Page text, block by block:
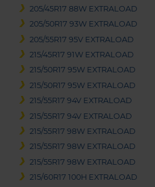
205/45R17 88W EXTRALOAD
205/50R17 93W EXTRALOAD
205/55R17 95V EXTRALOAD
215/45R17 91W EXTRALOAD
215/50R17 95W EXTRALOAD
215/50R17 95W EXTRALOAD
215/55R17 94V EXTRALOAD
215/55R17 94V EXTRALOAD
215/55R17 98W EXTRALOAD
215/55R17 98W EXTRALOAD
215/55R17 98W EXTRALOAD
215/60R17 100H EXTRALOAD